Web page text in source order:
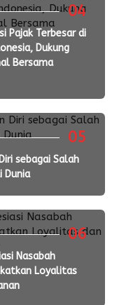
04
Pajak Terbesar di
Dukung
Bersama
05
sebagai Salah
Dunia
06
Nasabah
Loyalitas